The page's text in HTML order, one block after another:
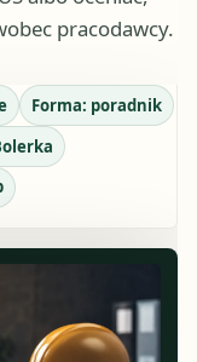
pracodawcy.
Forma: poradnik